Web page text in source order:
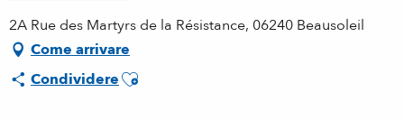
2A Rue des Martyrs de la Résistance, 06240 Beausoleil
Come arrivare
CondividereAjouter aux favoris